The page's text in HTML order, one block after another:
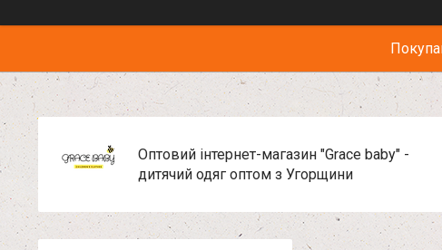
Оптовий інтернет-магазин "Grace baby" -
дитячий одяг оптом з Угорщини